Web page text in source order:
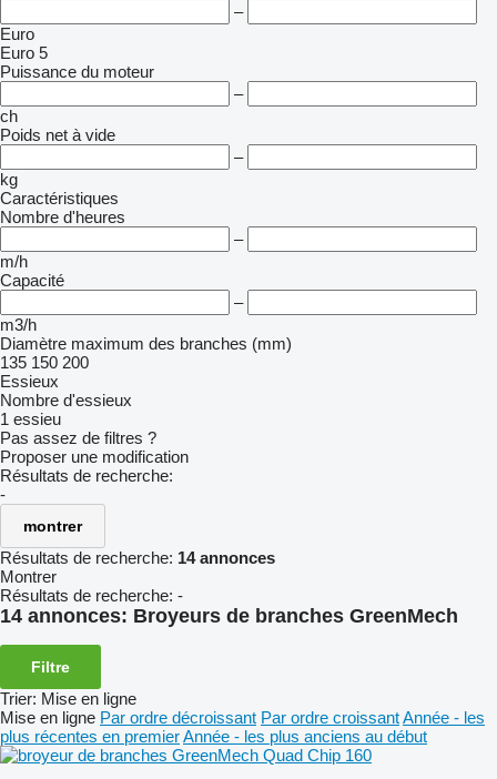
–
Euro
Euro 5
Puissance du moteur
–
ch
Poids net à vide
–
kg
Caractéristiques
Nombre d'heures
–
m/h
Capacité
–
m3/h
Diamètre maximum des branches (mm)
135 150 200
Essieux
Nombre d'essieux
1 essieu
Pas assez de filtres ?
Proposer une modification
Résultats de recherche:
-
montrer
Résultats de recherche: 14 annonces
Montrer
Résultats de recherche: -
14 annonces: Broyeurs de branches GreenMech
Filtre
Trier: Mise en ligne
Mise en ligne Par ordre décroissant Par ordre croissantAnnée - les
plus récentes en premierAnnée - les plus anciens au début